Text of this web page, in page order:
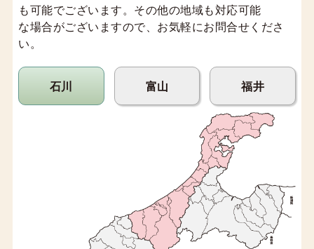
も可能でございます。その他の地域も対応可能
な場合がございますので、お気軽にお問合せくださ
い。
石川 富山 福井